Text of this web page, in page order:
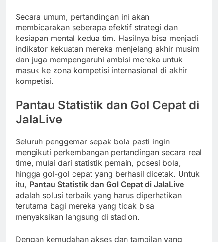
Secara umum, pertandingan ini akan
membicarakan seberapa efektif strategi dan
kesiapan mental kedua tim. Hasilnya bisa menjadi
indikator kekuatan mereka menjelang akhir musim
dan juga mempengaruhi ambisi mereka untuk
masuk ke zona kompetisi internasional di akhir
kompetisi.
Pantau Statistik dan Gol Cepat di
JalaLive
Seluruh penggemar sepak bola pasti ingin
mengikuti perkembangan pertandingan secara real
time, mulai dari statistik pemain, posesi bola,
hingga gol-gol cepat yang berhasil dicetak. Untuk
itu, Pantau Statistik dan Gol Cepat di JalaLive
adalah solusi terbaik yang harus diperhatikan
terutama bagi mereka yang tidak bisa
menyaksikan langsung di stadion.
Dengan kemudahan akses dan tampilan yang